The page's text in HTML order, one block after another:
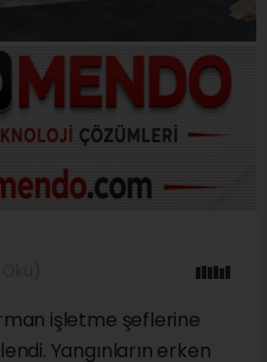
işletme şeflerine
Yangınların erken